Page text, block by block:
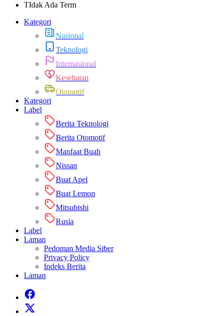
TIdak Ada Term
Kategori
Nasional
Teknologi
Internasional
Kesehatan
Otomotif
Kategori
Label
Berita Teknologi
Berita Otomotif
Manfaat Buah
Nissan
Buat Apel
Buat Lemon
Mitsubishi
Rusia
Label
Laman
Pedoman Media Siber
Privacy Policy
Indeks Berita
Laman